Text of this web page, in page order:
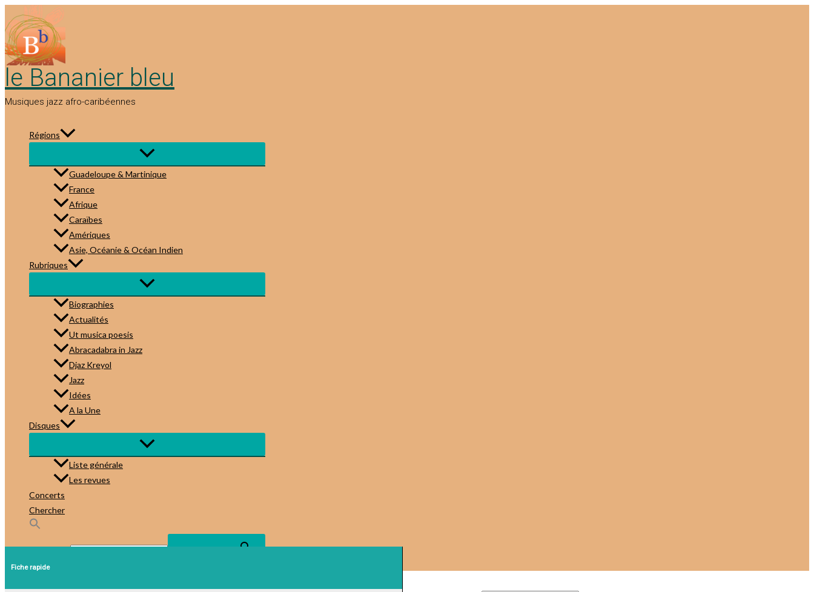
au
contenu
le Bananier bleu
Musiques jazz afro-caribéennes
Régions
Guadeloupe & Martinique
France
Afrique
Caraïbes
Amériques
Asie, Océanie & Océan Indien
Rubriques
Biographies
Actualités
Ut musica poesis
Abracadabra in Jazz
Djaz Kreyol
Jazz
Idées
A la Une
Disques
Liste générale
Les revues
Concerts
Chercher
Search Button
Fiche rapide